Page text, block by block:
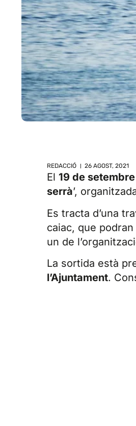
REDACCIÓ 26 AGOST, 2021
El 19 de setembre
serrà’,
Es tracta d’una
caiac, que
un de
La sortida està
l’Ajuntament.